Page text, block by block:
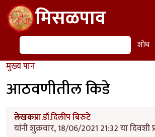
Skip to main contentमिसळपाव
शोध शोध
मुख्य पान
आठवणीतील किडे
लेखकप्रा.डॉ.दिलीप बिरुटे
यांनी शुक्रवार, 18/06/2021 21:32 या